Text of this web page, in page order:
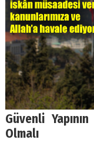
Güvenli
Olmalı